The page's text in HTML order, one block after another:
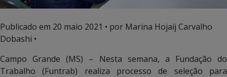
Publicado em 20 maio 2021 • por Marina Hojaij Carvalho
Dobashi •
Campo Grande (MS) – Nesta semana, a Fundação do
Trabalho (Funtrab) realiza processo de seleção para